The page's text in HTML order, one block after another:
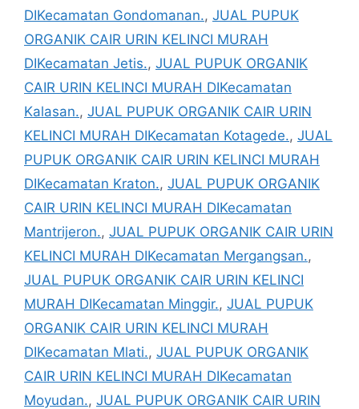
DIKecamatan Gondomanan., JUAL PUPUK
ORGANIK CAIR URIN KELINCI MURAH
DIKecamatan Jetis., JUAL PUPUK ORGANIK
CAIR URIN KELINCI MURAH DIKecamatan
Kalasan., JUAL PUPUK ORGANIK CAIR URIN
KELINCI MURAH DIKecamatan Kotagede., JUAL
PUPUK ORGANIK CAIR URIN KELINCI MURAH
DIKecamatan Kraton., JUAL PUPUK ORGANIK
CAIR URIN KELINCI MURAH DIKecamatan
Mantrijeron., JUAL PUPUK ORGANIK CAIR URIN
KELINCI MURAH DIKecamatan Mergangsan.,
JUAL PUPUK ORGANIK CAIR URIN KELINCI
MURAH DIKecamatan Minggir., JUAL PUPUK
ORGANIK CAIR URIN KELINCI MURAH
DIKecamatan Mlati., JUAL PUPUK ORGANIK
CAIR URIN KELINCI MURAH DIKecamatan
Moyudan., JUAL PUPUK ORGANIK CAIR URIN